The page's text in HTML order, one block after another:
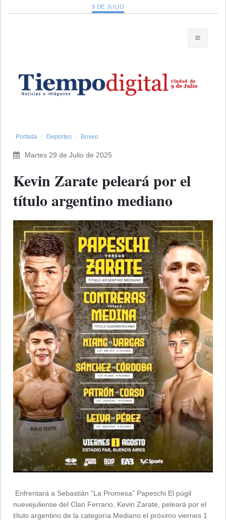
9 DE JULIO
Portada Deportes Boxeo
Martes 29 de Julio de 2025
Kevin Zarate peleará por el
título argentino mediano
Enfrentará a Sebastián “La Promesa” Papeschi El púgil
nuevejuliense del Clan Ferrario, Kevin Zarate, peleará por el
título argentino de la categoría Mediano el próximo viernes 1